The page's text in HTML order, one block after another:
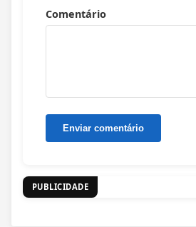
Comentário
PUBLICIDADE